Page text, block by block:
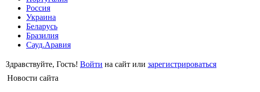
Россия
Украина
Беларусь
Бразилия
Сауд.Аравия
Здравствуйте, Гость! Войти на сайт или зарегистрироваться
Новости сайта